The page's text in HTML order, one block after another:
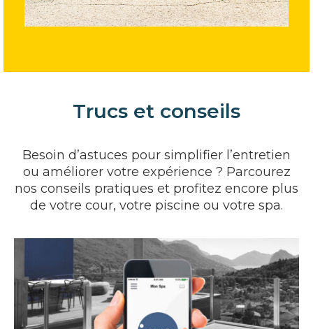
Trucs et conseils
Besoin d’astuces pour simplifier l’entretien
ou améliorer votre expérience ? Parcourez
nos conseils pratiques et profitez encore plus
de votre cour, votre piscine ou votre spa.